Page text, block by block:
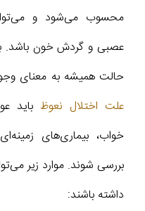
محسوب می‌شود و
عصبی و گردش خون باشد.
حالت همیشه به معنای
علت اختلال نعوظ باید
خواب، بیماری‌های
بررسی شوند. موارد زیر
داشته باشند: